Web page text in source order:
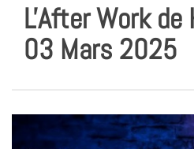
L'After Work
03 Mars 2025